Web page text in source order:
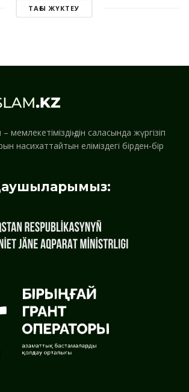
ТАҒЫ ЖҮКТЕУ
дін саласында жүргізіп
насихаттайтын еліміздегі бірден-бір